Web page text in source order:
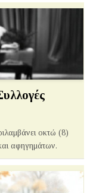
οκτώ (8)
αφηγημάτων.